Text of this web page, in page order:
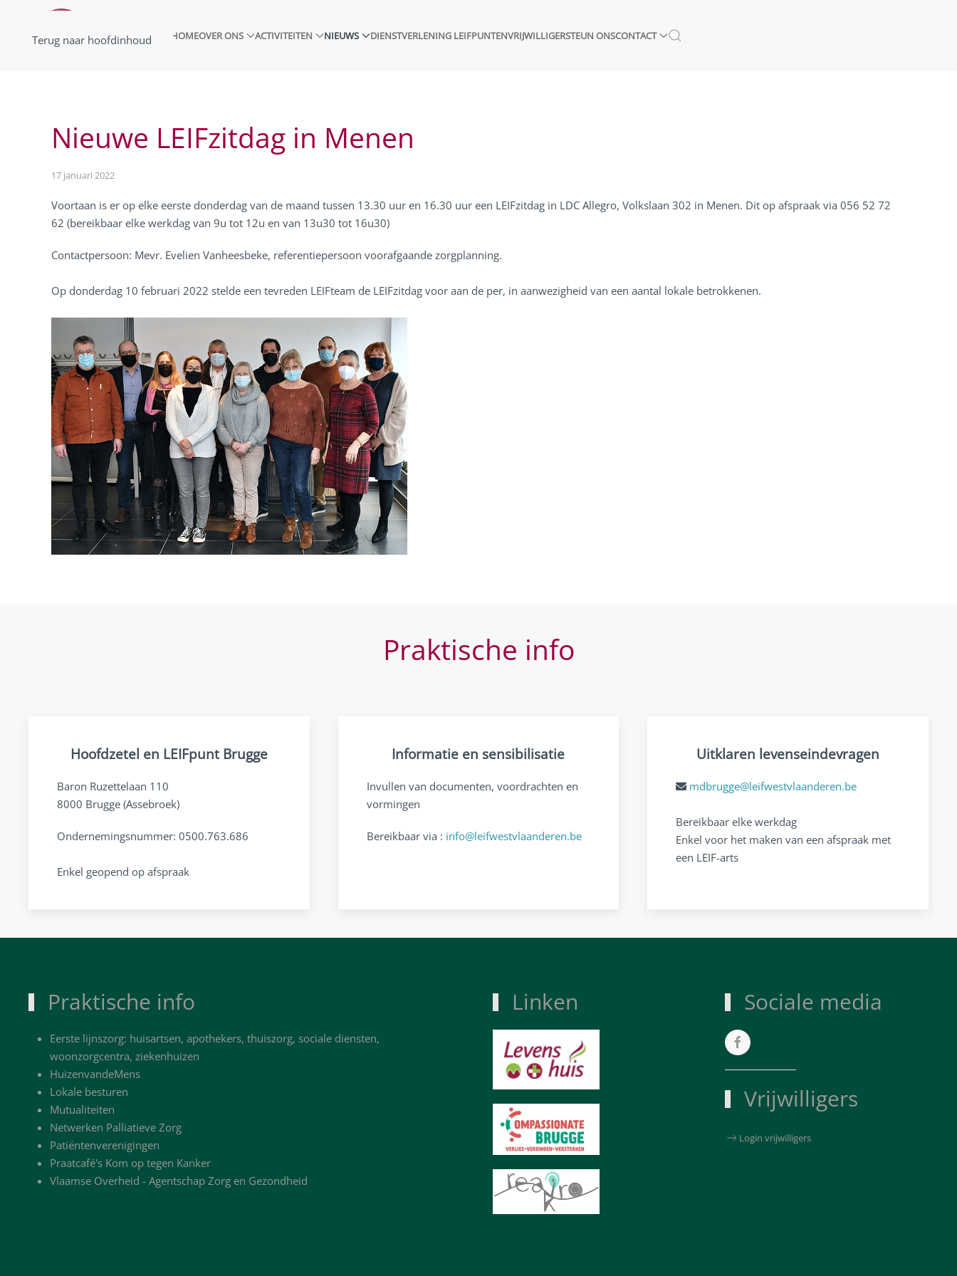
Terug naar hoofdinhoud HOMEOVER ONS ACTIVITEITEN NIEUWS DIENSTVERLENING LEIFPUNTENVRIJWILLIGERSTEUN ONSCONTACT
Nieuwe LEIFzitdag in Menen
17 januari 2022
Voortaan is er op elke eerste donderdag van de maand tussen 13.30 uur en 16.30 uur een LEIFzitdag in LDC Allegro, Volkslaan 302 in Menen. Dit op afspraak via 056 52 72
62 (bereikbaar elke werkdag van 9u tot 12u en van 13u30 tot 16u30)
Contactpersoon: Mevr. Evelien Vanheesbeke, referentiepersoon voorafgaande zorgplanning.
Op donderdag 10 februari 2022 stelde een tevreden LEIFteam de LEIFzitdag voor aan de per, in aanwezigheid van een aantal lokale betrokkenen.
Praktische info
Hoofdzetel en LEIFpunt Brugge
Baron Ruzettelaan 110
8000 Brugge (Assebroek)
Ondernemingsnummer: 0500.763.686
Enkel geopend op afspraak
Informatie en sensibilisatie
Invullen van documenten, voordrachten en
vormingen
Bereikbaar via : info@leifwestvlaanderen.be
Uitklaren levenseindevragen
mdbrugge@leifwestvlaanderen.be
Bereikbaar elke werkdag
Enkel voor het maken van een afspraak met
een LEIF-arts
Praktische info
Eerste lijnszorg: huisartsen, apothekers, thuiszorg, sociale diensten,
woonzorgcentra, ziekenhuizen
HuizenvandeMens
Lokale besturen
Mutualiteiten
Netwerken Palliatieve Zorg
Patiëntenverenigingen
Praatcafé's Kom op tegen Kanker
Vlaamse Overheid - Agentschap Zorg en Gezondheid
Linken Sociale media
Vrijwilligers
Login vrijwilligers